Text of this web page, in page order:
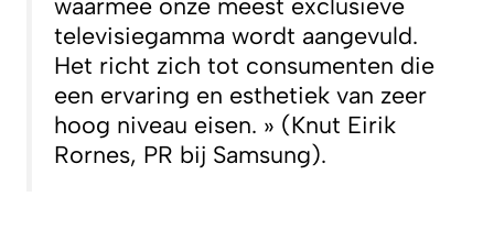
televisiegamma wordt aangevuld.
Het richt zich tot consumenten die
een ervaring en esthetiek van zeer
hoog niveau eisen. » (Knut Eirik
Rornes, PR bij Samsung).